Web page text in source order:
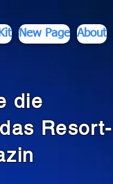
New Page About
die
Resort-